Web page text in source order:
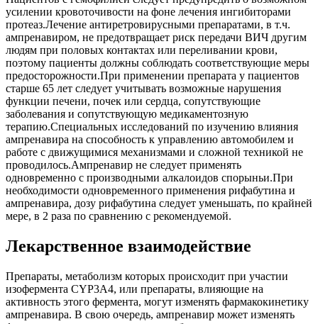
усилении кровоточивости на фоне лечения ингибиторами
протеаз.Лечение антиретровирусными препаратами, в т.ч.
ампренавиром, не предотвращает риск передачи ВИЧ другим
людям при половых контактах или переливании крови,
поэтому пациенты должны соблюдать соответствующие меры
предосторожности.При применении препарата у пациентов
старше 65 лет следует учитывать возможные нарушения
функции печени, почек или сердца, сопутствующие
заболевания и сопутствующую медикаментозную
терапию.Специальных исследований по изучению влияния
ампренавира на способность к управлению автомобилем и
работе с движущимися механизмами и сложной техникой не
проводилось.Ампренавир не следует применять
одновременно с производными алкалоидов спорыньи.При
необходимости одновременного применения рифабутина и
ампренавира, дозу рифабутина следует уменьшать, по крайней
мере, в 2 раза по сравнению с рекомендуемой.
Лекарственное взаимодействие
Препараты, метаболизм которых происходит при участии
изофермента CYP3A4, или препараты, влияющие на
активность этого фермента, могут изменять фармакокинетику
ампренавира. В свою очередь, ампренавир может изменять